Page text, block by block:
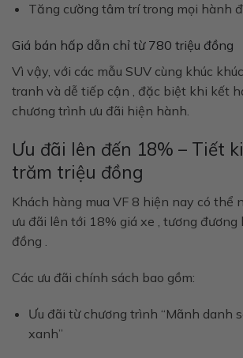
Tăng cường tâm trí trong mọi hành
Giá bán hấp dẫn chỉ từ 780 triệu đồng
Vì vậy, với các mẫu SUV cùng khúc
tranh và dễ tiếp cận , đặc biệt khi kết
chương trình ưu đãi hiện hành.
Ưu đãi lên đến 18% – Tiết
trăm triệu đồng
Khách hàng mua VF 8 hiện nay có thể
ưu đãi lên tới 18% giá xe , tương đương
đồng .
Các ưu đãi chính sách bao gồm:
Ưu đãi từ chương trình “Mãnh danh
xanh”